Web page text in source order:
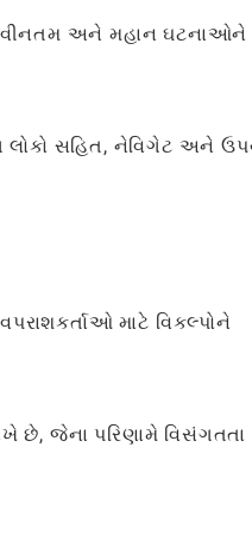
અને મહાન ઘટનાઓને
લોકો સહિત, નેવિગેટ અને
માટે વિકલ્પોને
છે, જેના પરિણામે વિસંગતતા